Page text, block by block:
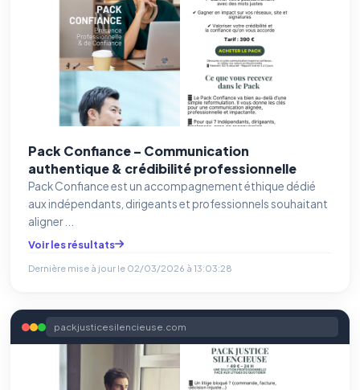
Pack Confiance – Communication
authentique & crédibilité professionnelle
Pack Confiance est un accompagnement éthique dédié
aux indépendants, dirigeants et professionnels souhaitant
aligner ...
Voir les résultats
Dernière mise à jour le 02/03/2026 à 13:03:28
packjusticesilencieuse.com